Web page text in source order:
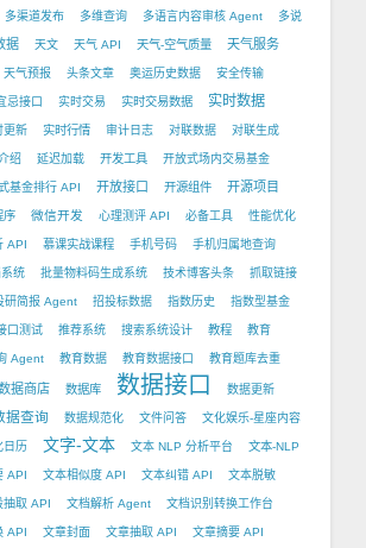
多渠道发布 多维查询 多语言内容审核 Agent 多说
据 天文 天气 API 天气-空气质量 天气服务
天气预报 头条文章 奥运历史数据 安全传输
忌接口 实时交易 实时交易数据 实时数据
更新 实时行情 审计日志 对联数据 对联生成
绍 延迟加载 开发工具 开放式场内交易基金
基金排行 API 开放接口 开源组件 开源项目
序 微信开发 心理测评 API 必备工具 性能优化
API 慕课实战课程 手机号码 手机归属地查询
统 批量物料码生成系统 技术博客头条 抓取链接
研简报 Agent 招投标数据 指数历史 指数型基金
口测试 推荐系统 搜索系统设计 教程 教育
Agent 教育数据 教育数据接口 教育题库去重
据商店 数据库 数据接口 数据更新
据查询 数据规范化 文件问答 文化娱乐-星座内容
日历 文字-文本 文本 NLP 分析平台 文本-NLP
API 文本相似度 API 文本纠错 API 文本脱敏
抽取 API 文档解析 Agent 文档识别转换工作台
API 文章封面 文章抽取 API 文章摘要 API